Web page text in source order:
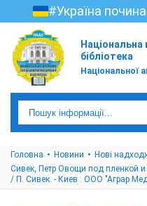
#Україна
Національна
бібліотека
Національної
Головна Новини Нові
Сивек, Петр Овощи под пленкой и
/ П. Сивек. - Киев : ООО "Аграр